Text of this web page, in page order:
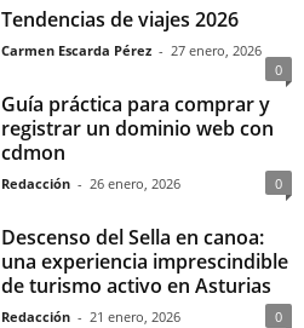
Tendencias de viajes 2026
Carmen Escarda Pérez - 27 enero, 2026
0
Guía práctica para comprar y
registrar un dominio web con
cdmon
Redacción - 26 enero, 2026 0
Descenso del Sella en canoa:
una experiencia imprescindible
de turismo activo en Asturias
Redacción - 21 enero, 2026 0